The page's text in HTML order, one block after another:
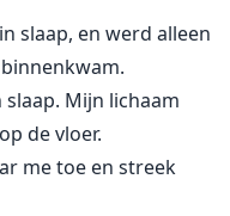
slaap, en werd alleen
Mijn lichaam
de vloer.
me toe en streek